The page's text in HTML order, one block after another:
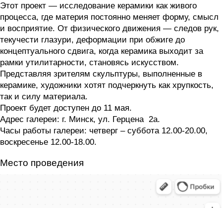
Этот проект — исследование керамики как живого
процесса, где материя постоянно меняет форму, смысл
и восприятие. От физического движения — следов рук,
текучести глазури, деформации при обжиге до
концептуального сдвига, когда керамика выходит за
рамки утилитарности, становясь искусством.
Представляя зрителям скульптуры, выполненные в
керамике, художники хотят подчеркнуть как хрупкость,
так и силу материала.
Проект будет доступен до 11 мая.
Адрес галереи: г. Минск, ул. Герцена 2а.
Часы работы галереи: четверг – суббота 12.00-20.00,
воскресенье 12.00-18.00.
Место проведения